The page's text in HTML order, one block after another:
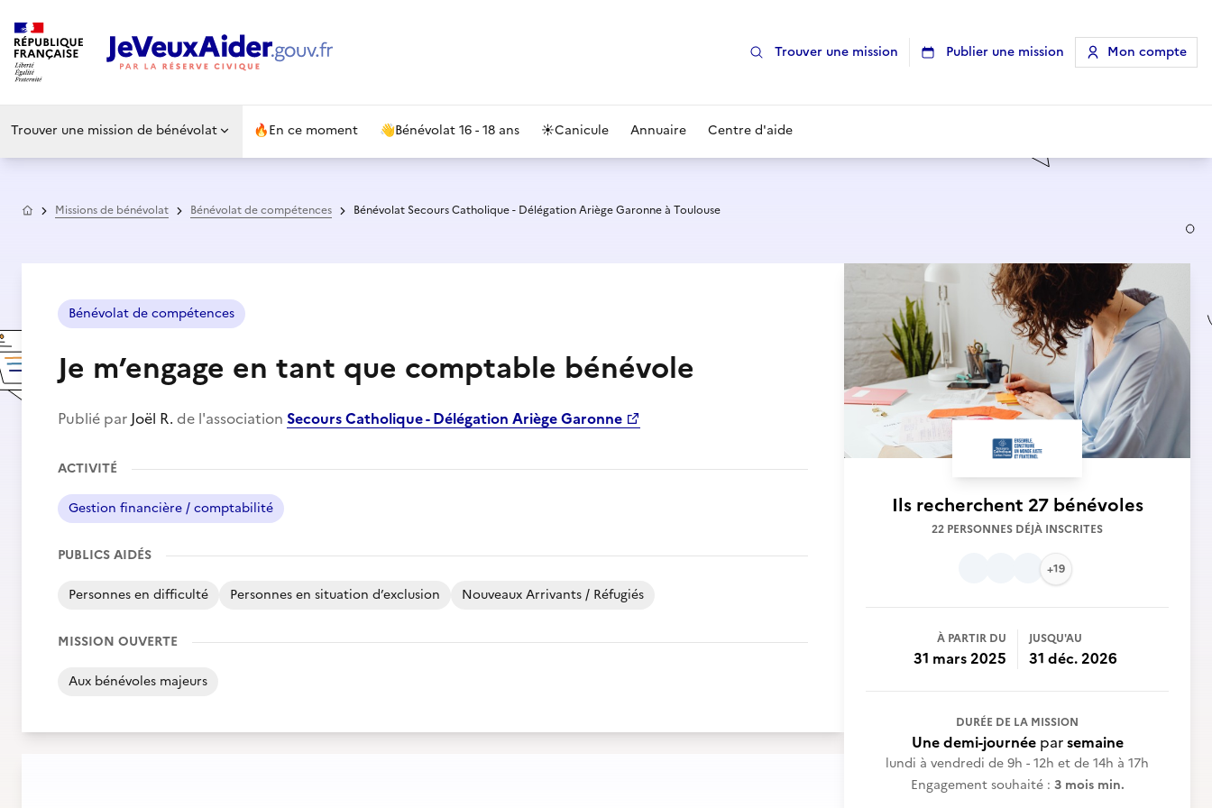
Trouver une mission Publier une mission Mon compte
Trouver une mission de bénévolat 🔥En ce moment 👋Bénévolat 16 - 18 ans ☀️Canicule Annuaire Centre d'aide
AccueilMissions de bénévolat Bénévolat de compétences Bénévolat Secours Catholique - Délégation Ariège Garonne à Toulouse
Bénévolat de compétences
Je m’engage en tant que comptable bénévole
Publié par Joël R. de l'association Secours Catholique - Délégation Ariège Garonne
ACTIVITÉ
Gestion financière / comptabilité
PUBLICS AIDÉS
Personnes en difficulté Personnes en situation d’exclusion Nouveaux Arrivants / Réfugiés
MISSION OUVERTE
Aux bénévoles majeurs
Ils recherchent 27 bénévoles
22 PERSONNES DÉJÀ INSCRITES
+19
À PARTIR DU
31 mars 2025
JUSQU'AU
31 déc. 2026
DURÉE DE LA MISSION
Une demi-journéeparsemaine
lundi à vendredi de 9h - 12h et de 14h à 17h
Engagement souhaité : 3 mois min.